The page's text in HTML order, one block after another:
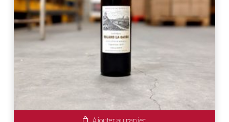
Ajouter au panier